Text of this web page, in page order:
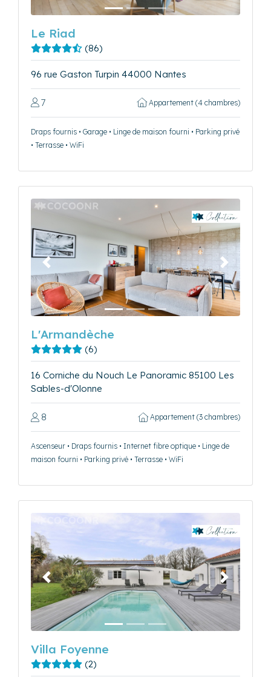
Le Riad
(86)
96 rue Gaston Turpin 44000 Nantes
7 Appartement (4 chambres)
Draps fournis • Garage • Linge de maison fourni • Parking privé
• Terrasse • WiFi
Précédent Suivant
L'Armandèche
(6)
16 Corniche du Nouch Le Panoramic 85100 Les
Sables-d'Olonne
8 Appartement (3 chambres)
Ascenseur • Draps fournis • Internet fibre optique • Linge de
maison fourni • Parking privé • Terrasse • WiFi
Précédent Suivant
Villa Foyenne
(2)